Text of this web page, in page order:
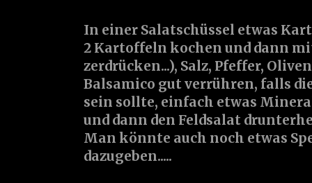
In einer Salatschüssel etwas
2 Kartoffeln kochen und dann
zerdrücken...), Salz, Pfeffer,
Balsamico gut verrühren, falls
sein sollte, einfach etwas
und dann den Feldsalat
Man könnte auch noch etwas
dazugeben.....